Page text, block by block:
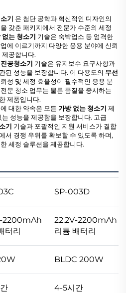
기 은 첨단 공학과 혁신적인 디자인의
갖춘 패키지에서 전문가 수준의 세정
없는 청소기 기술은 숙박업소 등 엄격한
에 이르기까지 다양한 응용 분야에 신뢰
제공합니다.
공청소기 기술은 유지보수 요구사항과
된 성능을 보장합니다. 이 다용도의 무선
성 및 세정 효율성이 필수적인 응용 분
문 청소 업무는 물론 품질을 중시하는
제품입니다.
대한 약속은 모든 가방 없는 청소기 제
성능을 제공함을 보장합니다. 고급
기 기술과 포괄적인 지원 서비스가 결합
서 경쟁 우위를 확보할 수 있도록 하며,
세정 솔루션을 제공합니다.
SP-003D
2200mAh
터리
22.2V-2200mAh
리튬 배터리
BLDC 200W
4-5시간